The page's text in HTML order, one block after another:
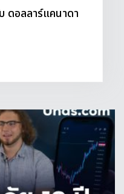
ดอลลาร์แคนาดา